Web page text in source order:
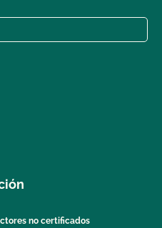
no certificados